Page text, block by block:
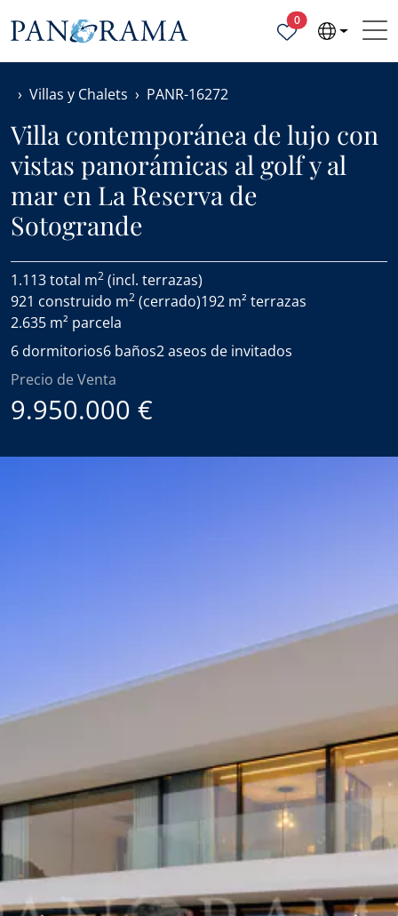
0Propiedades
Villas y Chalets PANR-16272
Villa contemporánea de lujo con
vistas panorámicas al golf y al
mar en La Reserva de
Sotogrande
1.113 total m2 (incl. terrazas)
921 construido m2 (cerrado)192 m² terrazas
2.635 m² parcela
6 dormitorios6 baños2 aseos de invitados
Precio de Venta
9.950.000 €